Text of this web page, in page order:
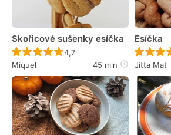
Skořicové sušenky esíčka
Recept ještě nebyl hodnocen
4,7
Miquel
45 min
Esíčka
Jitta Mat